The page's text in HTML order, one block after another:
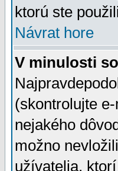
ktorú ste
Návrat hore
V minulosti
(skontrolujte
nejakého
možno
užívatelia,